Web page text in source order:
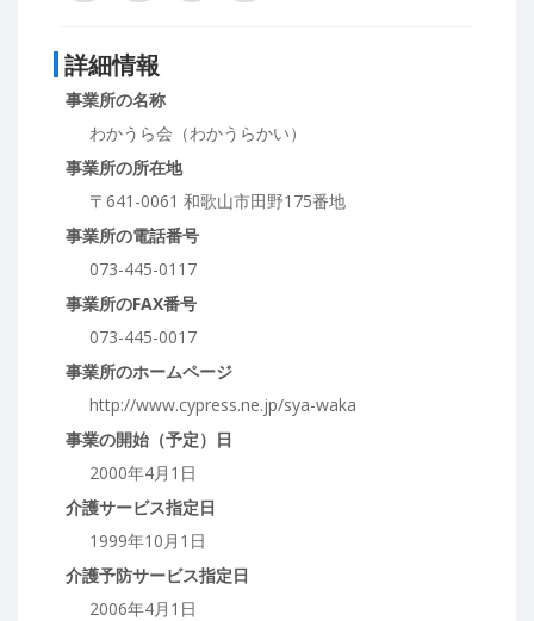
詳細情報
事業所の名称
わかうら会（わかうらかい）
事業所の所在地
〒641-0061 和歌山市田野175番地
事業所の電話番号
073-445-0117
事業所のFAX番号
073-445-0017
事業所のホームページ
http://www.cypress.ne.jp/sya-waka
事業の開始（予定）日
2000年4月1日
介護サービス指定日
1999年10月1日
介護予防サービス指定日
2006年4月1日